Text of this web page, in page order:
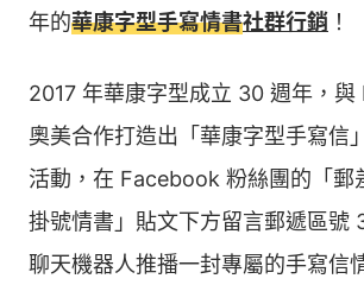
年的華康字型手寫情書社群行銷 ！
2017 年華康字型成立 30 週年，
奧美合作打造出「華康字型手寫信
活動，在 Facebook 粉絲團的「郵
掛號情書」貼文下方留言郵遞區號
聊天機器人推播一封專屬的手寫信